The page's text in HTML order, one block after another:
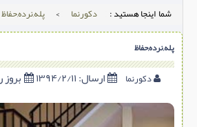
دیوارپوش
دکوراسیون داخلی
درب و پنجره
شهری ترافیکی
شما اینجا هستید : دکورنما > پله,نرده,حفاظ
پله,نرده,حفاظ
دکورنما ارسال:۱۳۹۴/۲/۱۱